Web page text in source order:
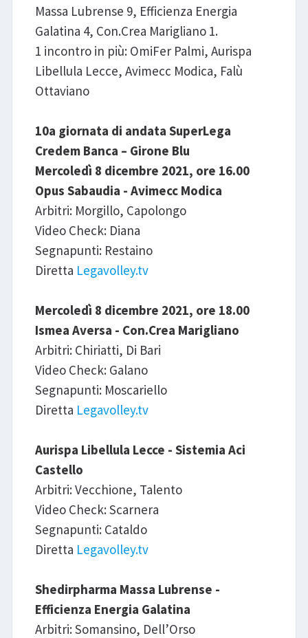
Massa Lubrense 9, Efficienza Energia
Galatina 4, Con.Crea Marigliano 1.
1 incontro in più: OmiFer Palmi, Aurispa
Libellula Lecce, Avimecc Modica, Falù
Ottaviano
10a giornata di andata SuperLega
Credem Banca – Girone Blu
Mercoledì 8 dicembre 2021, ore 16.00
Opus Sabaudia - Avimecc Modica
Arbitri: Morgillo, Capolongo
Video Check: Diana
Segnapunti: Restaino
Diretta Legavolley.tv
Mercoledì 8 dicembre 2021, ore 18.00
Ismea Aversa - Con.Crea Marigliano
Arbitri: Chiriatti, Di Bari
Video Check: Galano
Segnapunti: Moscariello
Diretta Legavolley.tv
Aurispa Libellula Lecce - Sistemia Aci
Castello
Arbitri: Vecchione, Talento
Video Check: Scarnera
Segnapunti: Cataldo
Diretta Legavolley.tv
Shedirpharma Massa Lubrense -
Efficienza Energia Galatina
Arbitri: Somansino, Dell’Orso